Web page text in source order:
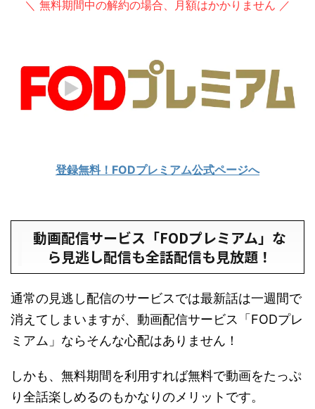
＼ 無料期間中の解約の場合、月額はかかりません ／
登録無料！FODプレミアム公式ページへ
動画配信サービス「FODプレミアム」な
ら見逃し配信も全話配信も見放題！
通常の見逃し配信のサービスでは最新話は一週間で
消えてしまいますが、動画配信サービス「FODプレ
ミアム」ならそんな心配はありません！
しかも、無料期間を利用すれば無料で動画をたっぷ
り全話楽しめるのもかなりのメリットです。